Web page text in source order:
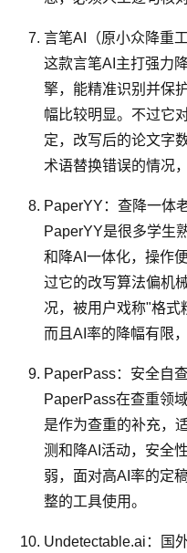
言笔AI（原小众降重工
这款言笔AI主打强力
擎，能精准识别并保
幅比较明显。不过它
定，改写后的论文字
术语替换错误的情况
PaperYY：查降一体
PaperYY是很多学生
和降AI一体化，操作
过它的改写算法偏机
况，被用户戏称"格式
而且AI率的降幅有限
PaperPass：安全自
PaperPass在查重领
是作为查重的补充，
测和降AI活动，安全
弱，面对高AI率的定
整的工具使用。
Undetectable.ai：国